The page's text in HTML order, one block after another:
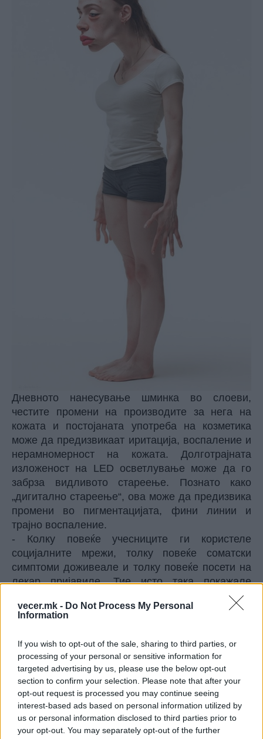
vecer.mk - Do Not Process My Personal
Information
If you wish to opt-out of the sale, sharing to third parties, or
processing of your personal or sensitive information for
targeted advertising by us, please use the below opt-out
section to confirm your selection. Please note that after your
opt-out request is processed you may continue seeing
interest-based ads based on personal information utilized by
us or personal information disclosed to third parties prior to
your opt-out. You may separately opt-out of the further
Дневното нанесување шминка во слоеви,
честите промени на производите за нега на
кожата и постојаната употреба на козметика
може да предизвикаат иритација, воспаление и
нерамномерност на кожата. Долготрајната
изложеност на LED осветлување може да го
забрза видливото стареење. Познато како
„дигитално стареење“, ова може да предизвика
промени во пигментацијата, фини линии и
трајно воспаление.
- Колку повеќе учесниците ги користеле
социјалните мрежи, толку повеќе соматски
симптоми доживеале и толку повеќе посети на
лекар пријавиле. Тие исто така покажале
повисоко ниво на хронично воспаление - рече
Дејвид Ли од Универзитетот во Бафало.
можат да влијаат на здравјето на очите.
Резултатот? Постојано црвенило, сувост,
заматен вид и длабоки темни кругови врамени
со отечени ќеси под очите. Со текот на времето,
сето тоа може да доведе до хроничен замор,
проретчена коса поради нарушено
производство на мелатонин и отечени долни